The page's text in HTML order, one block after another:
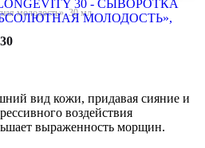
молодость», 30 мл
вид кожи, придавая сияние и
воздействия
выраженность морщин.